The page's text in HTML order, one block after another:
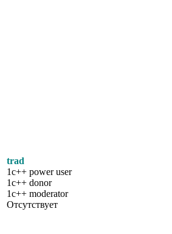
trad
1c++ power user
1c++ donor
1c++ moderator
Отсутствует